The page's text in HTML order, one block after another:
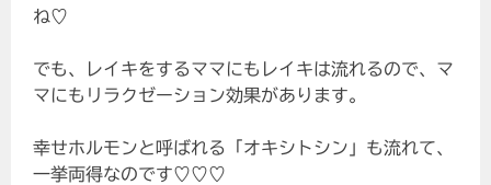
ね♡
でも、レイキをするママにもレイキは流れるので、マ
マにもリラクゼーション効果があります。
幸せホルモンと呼ばれる「オキシトシン」も流れて、
一挙両得なのです♡♡♡